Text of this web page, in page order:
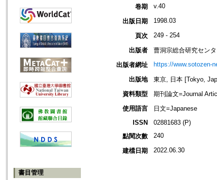
書目管理
卷期
v.40
出版日期 1998.03
頁次 249 - 254
出版者
曹洞宗総合研究セン
出版者網址
https://www.sotozen-
出版地
東京, 日本 [Tokyo,
資料類型
期刊論文=Journal
使用語言
日文=Japanese
ISSN
02881683 (P)
點閱次數
240
建檔日期 2022.06.30